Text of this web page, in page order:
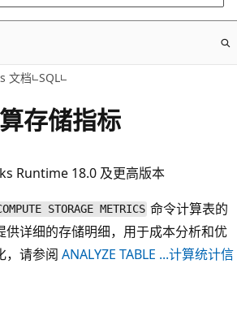
文档 SQL
存储指标
Runtime 18.0 及更高版本
STORAGE METRICS 命令计算表的
供详细的存储明细，用于成本分析和优
，请参阅 ANALYZE TABLE ...计算统计信